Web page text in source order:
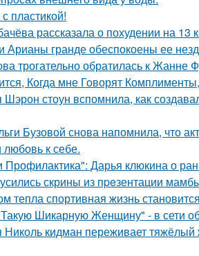
пластикой!
рассказала о похудении на 13
Арианы гранде обеспокоены ее
трогательно обратилась к Жанне
Когда мне Говорят
Шэрон стоун вспомнила, как
Бузовой снова напомнила, что
к себе.
Дарья клюкина о
скрины из пpeзентации
тепла спортивная жизнь
Шикарную Женщину" - в сети
Николь кидман переживает